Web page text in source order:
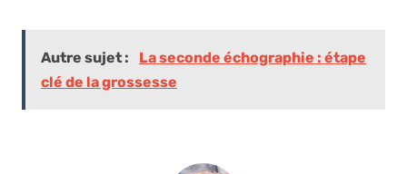
Autre sujet :
La seconde échographie : étape
clé de la grossesse